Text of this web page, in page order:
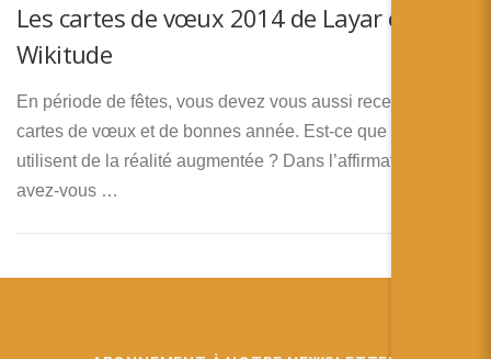
Les cartes de vœux 2014 de Layar et
Wikitude
En période de fêtes, vous devez vous aussi recevoir des
cartes de vœux et de bonnes année. Est-ce que certaines
utilisent de la réalité augmentée ? Dans l’affirmative, qu’en
avez-vous …